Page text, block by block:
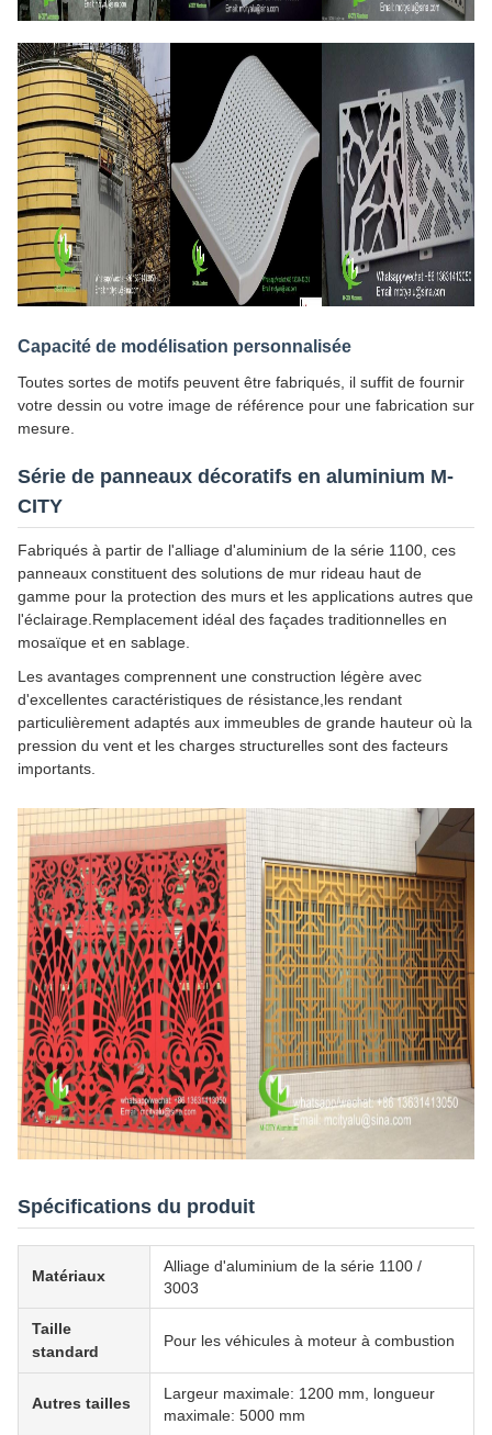
Capacité de modélisation personnalisée
Toutes sortes de motifs peuvent être fabriqués, il suffit de fournir
votre dessin ou votre image de référence pour une fabrication sur
mesure.
Série de panneaux décoratifs en aluminium M-
CITY
Fabriqués à partir de l'alliage d'aluminium de la série 1100, ces
panneaux constituent des solutions de mur rideau haut de
gamme pour la protection des murs et les applications autres que
l'éclairage.Remplacement idéal des façades traditionnelles en
mosaïque et en sablage.
Les avantages comprennent une construction légère avec
d'excellentes caractéristiques de résistance,les rendant
particulièrement adaptés aux immeubles de grande hauteur où la
pression du vent et les charges structurelles sont des facteurs
importants.
Spécifications du produit
Matériaux
Alliage d'aluminium de la série 1100 /
3003
Taille
standard
Pour les véhicules à moteur à combustion
Autres tailles
Largeur maximale: 1200 mm, longueur
maximale: 5000 mm